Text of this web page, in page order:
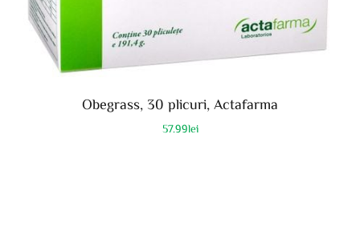
Obegrass, 30 plicuri, Actafarma
57.99lei